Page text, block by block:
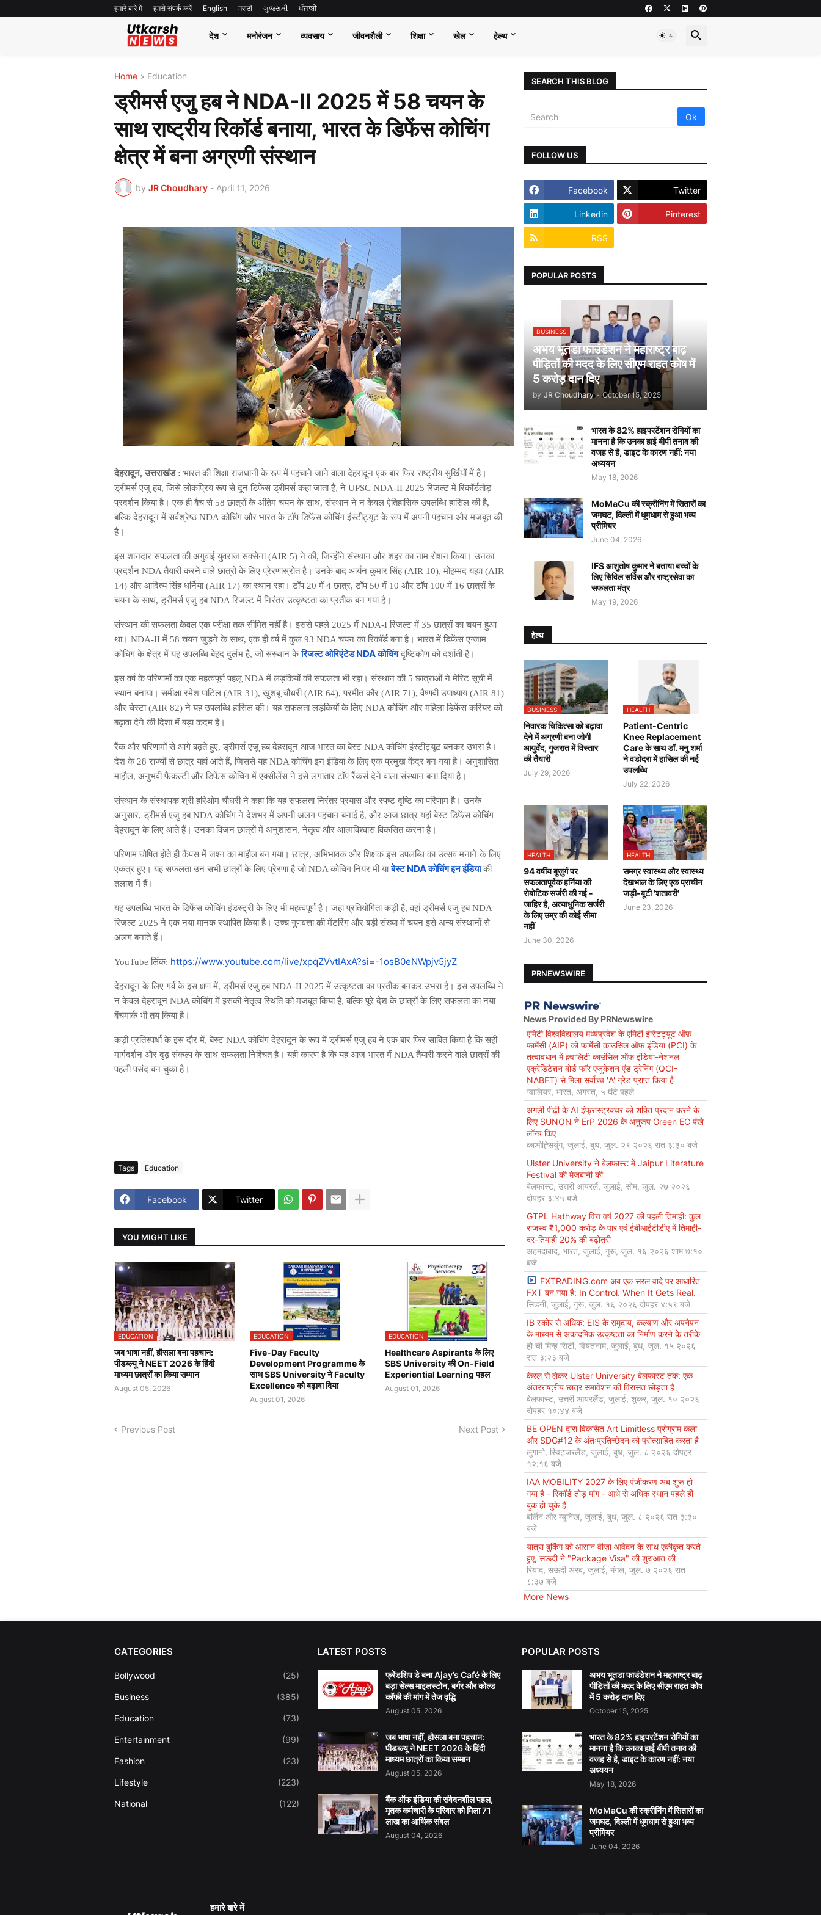
हमारे बारे में हमसे संपर्क करें English मराठी ગુજરાતી ਪੰਜਾਬੀ
देश मनोरंजन व्यवसाय जीवनशैली शिक्षा खेल हेल्थ
Home Education
ड्रीमर्स एजु हब ने NDA-II 2025 में 58 चयन के
साथ राष्ट्रीय रिकॉर्ड बनाया, भारत के डिफेंस कोचिंग
क्षेत्र में बना अग्रणी संस्थान
by JR Choudhary - April 11, 2026
देहरादून, उत्तराखंड : भारत की शिक्षा राजधानी के रूप में पहचाने जाने वाला देहरादून एक बार फिर राष्ट्रीय सुर्खियों में है।
ड्रीमर्स एजु हब, जिसे लोकप्रिय रूप से दून डिफेंस ड्रीमर्स कहा जाता है, ने UPSC NDA-II 2025 रिजल्ट में रिकॉर्डतोड़
प्रदर्शन किया है। एक ही बैच से 58 छात्रों के अंतिम चयन के साथ, संस्थान ने न केवल ऐतिहासिक उपलब्धि हासिल की है,
बल्कि देहरादून में सर्वश्रेष्ठ NDA कोचिंग और भारत के टॉप डिफेंस कोचिंग इंस्टीट्यूट के रूप में अपनी पहचान और मजबूत की
है।
इस शानदार सफलता की अगुवाई युवराज सक्सेना (AIR 5) ने की, जिन्होंने संस्थान और शहर का नाम रोशन किया। उनका
प्रदर्शन NDA तैयारी करने वाले छात्रों के लिए प्रेरणास्रोत है। उनके बाद आर्यन कुमार सिंह (AIR 10), मोहम्मद यह्या (AIR
14) और आदित्य सिंह धर्निया (AIR 17) का स्थान रहा। टॉप 20 में 4 छात्र, टॉप 50 में 10 और टॉप 100 में 16 छात्रों के
चयन के साथ, ड्रीमर्स एजु हब NDA रिजल्ट में निरंतर उत्कृष्टता का प्रतीक बन गया है।
संस्थान की सफलता केवल एक परीक्षा तक सीमित नहीं है। इससे पहले 2025 में NDA-I रिजल्ट में 35 छात्रों का चयन हुआ
था। NDA-II में 58 चयन जुड़ने के साथ, एक ही वर्ष में कुल 93 NDA चयन का रिकॉर्ड बना है। भारत में डिफेंस एग्जाम
कोचिंग के क्षेत्र में यह उपलब्धि बेहद दुर्लभ है, जो संस्थान केरिजल्ट ओरिएंटेड NDA कोचिंगदृष्टिकोण को दर्शाती है।
इस वर्ष के परिणामों का एक महत्वपूर्ण पहलू NDA में लड़कियों की सफलता भी रहा। संस्थान की 5 छात्राओं ने मेरिट सूची में
स्थान बनाया। समीक्षा रमेश पाटिल (AIR 31), खुशबू चौधरी (AIR 64), परमीत कौर (AIR 71), वैष्णवी उपाध्याय (AIR 81)
और चेस्टा (AIR 82) ने यह उपलब्धि हासिल की। यह सफलता लड़कियों के लिए NDA कोचिंग और महिला डिफेंस करियर को
बढ़ावा देने की दिशा में बड़ा कदम है।
रैंक और परिणामों से आगे बढ़ते हुए, ड्रीमर्स एजु हब देहरादून आज भारत का बेस्ट NDA कोचिंग इंस्टीट्यूट बनकर उभरा है।
देश के 28 राज्यों से छात्र यहां आते हैं, जिससे यह NDA कोचिंग इन इंडिया के लिए एक प्रमुख केंद्र बन गया है। अनुशासित
माहौल, अनुभवी फैकल्टी और डिफेंस कोचिंग में एक्सीलेंस ने इसे लगातार टॉप रैंकर्स देने वाला संस्थान बना दिया है।
संस्थान के संस्थापक श्री हरिओम चौधरी ने कहा कि यह सफलता निरंतर प्रयास और स्पष्ट दृष्टि का परिणाम है। उनके
अनुसार, ड्रीमर्स एजु हब NDA कोचिंग ने देशभर में अपनी अलग पहचान बनाई है, और आज छात्र यहां बेस्ट डिफेंस कोचिंग
देहरादून के लिए आते हैं। उनका विजन छात्रों में अनुशासन, नेतृत्व और आत्मविश्वास विकसित करना है।
परिणाम घोषित होते ही कैंपस में जश्न का माहौल बन गया। छात्र, अभिभावक और शिक्षक इस उपलब्धि का उत्सव मनाने के लिए
एकत्र हुए। यह सफलता उन सभी छात्रों के लिए प्रेरणा है जो NDA कोचिंग नियर मी याबेस्ट NDA कोचिंग इन इंडियाकी
तलाश में हैं।
यह उपलब्धि भारत के डिफेंस कोचिंग इंडस्ट्री के लिए भी महत्वपूर्ण है। जहां प्रतियोगिता कड़ी है, वहां ड्रीमर्स एजु हब NDA
रिजल्ट 2025 ने एक नया मानक स्थापित किया है। उच्च गुणवत्ता की मेंटरिंग और बड़ी संख्या में चयन इसे अन्य संस्थानों से
अलग बनाते हैं।
YouTube लिंक: https://www.youtube.com/live/xpqZVvtIAxA?si=-1osB0eNWpjv5jyZ
देहरादून के लिए गर्व के इस क्षण में, ड्रीमर्स एजु हब NDA-II 2025 में उत्कृष्टता का प्रतीक बनकर उभरा है। इस उपलब्धि ने
न केवल देहरादून NDA कोचिंग में इसकी नेतृत्व स्थिति को मजबूत किया है, बल्कि पूरे देश के छात्रों के लिए सफलता का नया
बेंचमार्क भी तय किया है।
कड़ी प्रतिस्पर्धा के इस दौर में, बेस्ट NDA कोचिंग देहरादून के रूप में ड्रीमर्स एजु हब ने एक बार फिर साबित किया है कि सही
मार्गदर्शन और दृढ़ संकल्प के साथ सफलता निश्चित है। यही कारण है कि यह आज भारत में NDA तैयारी करने वाले छात्रों की
पहली पसंद बन चुका है।
Tags Education
Facebook Twitter
YOU MIGHT LIKE
EDUCATION
जब भाषा नहीं, हौसला बना पहचान:
पीडब्ल्यू ने NEET 2026 के हिंदी
माध्यम छात्रों का किया सम्मान
August 05, 2026
EDUCATION
Five-Day Faculty
Development Programme के
साथ SBS University ने Faculty
Excellence को बढ़ावा दिया
August 01, 2026
EDUCATION
Healthcare Aspirants के लिए
SBS University की On-Field
Experiential Learning पहल
August 01, 2026
Previous Post Next Post
SEARCH THIS BLOG
FOLLOW US
Facebook Twitter
Linkedin Pinterest
RSS
POPULAR POSTS
BUSINESS
अभय भूतडा फाउंडेशन ने महाराष्ट्र बाढ़
पीड़ितों की मदद के लिए सीएम राहत कोष में
5 करोड़ दान दिए
by JR Choudhary - October 15, 2025
भारत के 82% हाइपरटेंशन रोगियों का
मानना है कि उनका हाई बीपी तनाव की
वजह से है, डाइट के कारण नहीं: नया
अध्ययन
May 18, 2026
MoMaCu की स्क्रीनिंग में सितारों का
जमघट, दिल्ली में धूमधाम से हुआ भव्य
प्रीमियर
June 04, 2026
IFS आशुतोष कुमार ने बताया बच्चों के
लिए सिविल सर्विस और राष्ट्रसेवा का
सफलता मंत्र
May 19, 2026
हेल्थ
BUSINESS
निवारक चिकित्सा को बढ़ावा
देने में अग्रणी बना जोगी
आयुर्वेद, गुजरात में विस्तार
की तैयारी
July 29, 2026
HEALTH
Patient-Centric
Knee Replacement
Care के साथ डॉ. मनु शर्मा
ने वडोदरा में हासिल की नई
उपलब्धि
July 22, 2026
HEALTH
94 वर्षीय बुज़ुर्ग पर
सफलतापूर्वक हर्निया की
रोबोटिक सर्जरी की गई -
जाहिर है, अत्याधुनिक सर्जरी
के लिए उम्र की कोई सीमा
नहीं
June 30, 2026
HEALTH
समग्र स्वास्थ्य और स्वास्थ्य
देखभाल के लिए एक प्राचीन
जड़ी-बूटी 'शतावरी'
June 23, 2026
PRNEWSWIRE
News Provided By PRNewswire
एमिटी विश्वविद्यालय मध्यप्रदेश के एमिटी इंस्टिट्यूट ऑफ़
फार्मेसी (AIP) को फार्मेसी काउंसिल ऑफ इंडिया (PCI) के
तत्वावधान में क़्वालिटी काउंसिल ऑफ इंडिया-नेशनल
एक्रेडिटेशन बोर्ड फॉर एजुकेशन एंड ट्रेनिंग (QCI-
NABET) से मिला सर्वोच्च 'A' ग्रेड प्राप्त किया है
ग्वालियर, भारत, अगस्त, ५ घंटे पहले
अगली पीढ़ी के AI इंफ्रास्ट्रक्चर को शक्ति प्रदान करने के
लिए SUNON ने ErP 2026 के अनुरूप Green EC पंखे
लॉन्च किए
काओह्सियुंग, जुलाई, बुध, जुल. २९ २०२६ रात ३:३० बजे
Ulster University ने बेलफास्ट में Jaipur Literature
Festival की मेजबानी की
बेलफास्ट, उत्तरी आयरलैं, जुलाई, सोम, जुल. २७ २०२६
दोपहर ३:४५ बजे
GTPL Hathway वित्त वर्ष 2027 की पहली तिमाही: कुल
राजस्व ₹1,000 करोड़ के पार एवं ईबीआईटीडीए में तिमाही-
दर-तिमाही 20% की बढ़ोतरी
अहमदाबाद, भारत, जुलाई, गुरू, जुल. १६ २०२६ शाम ७:१०
बजे
FXTRADING.com अब एक सरल वादे पर आधारित
FXT बन गया है: In Control. When It Gets Real.
सिडनी, जुलाई, गुरू, जुल. १६ २०२६ दोपहर ४:५९ बजे
IB स्कोर से अधिक: EIS के समुदाय, कल्याण और अपनेपन
के माध्यम से अकादमिक उत्कृष्टता का निर्माण करने के तरीके
हो ची मिन्ह सिटी, वियतनाम, जुलाई, बुध, जुल. १५ २०२६
रात ३:२३ बजे
केरल से लेकर Ulster University बेलफास्ट तक: एक
अंतरराष्ट्रीय छात्र समावेशन की विरासत छोड़ता है
बेलफास्ट, उत्तरी आयरलैंड, जुलाई, शुक्र, जुल. १० २०२६
दोपहर १०:४४ बजे
BE OPEN द्वारा विकसित Art Limitless प्रोग्राम कला
और SDG#12 के अंतःप्रतिच्छेदन को प्रोत्साहित करता है
लुगानो, स्विट्जरलैंड, जुलाई, बुध, जुल. ८ २०२६ दोपहर
१२:१६ बजे
IAA MOBILITY 2027 के लिए पंजीकरण अब शुरू हो
गया है - रिकॉर्ड तोड़ मांग - आधे से अधिक स्थान पहले ही
बुक हो चुके हैं
बर्लिन और म्यूनिख, जुलाई, बुध, जुल. ८ २०२६ रात ३:३०
बजे
यात्रा बुकिंग को आसान वीज़ा आवेदन के साथ एकीकृत करते
हुए, सऊदी ने "Package Visa" की शुरुआत की
रियाद, सऊदी अरब, जुलाई, मंगल, जुल. ७ २०२६ रात
८:३७ बजे
More News
CATEGORIES
Bollywood (25)
Business (385)
Education (73)
Entertainment (99)
Fashion (23)
Lifestyle (223)
National (122)
LATEST POSTS
फ्रेंडशिप डे बना Ajay’s Café के लिए
बड़ा सेल्स माइलस्टोन, बर्गर और कोल्ड
कॉफी की मांग में तेज वृद्धि
August 05, 2026
जब भाषा नहीं, हौसला बना पहचान:
पीडब्ल्यू ने NEET 2026 के हिंदी
माध्यम छात्रों का किया सम्मान
August 05, 2026
बैंक ऑफ इंडिया की संवेदनशील पहल,
मृतक कर्मचारी के परिवार को मिला 71
लाख का आर्थिक संबल
August 04, 2026
POPULAR POSTS
अभय भूतडा फाउंडेशन ने महाराष्ट्र बाढ़
पीड़ितों की मदद के लिए सीएम राहत कोष
में 5 करोड़ दान दिए
October 15, 2025
भारत के 82% हाइपरटेंशन रोगियों का
मानना है कि उनका हाई बीपी तनाव की
वजह से है, डाइट के कारण नहीं: नया
अध्ययन
May 18, 2026
MoMaCu की स्क्रीनिंग में सितारों का
जमघट, दिल्ली में धूमधाम से हुआ भव्य
प्रीमियर
June 04, 2026
हमारे बारे में